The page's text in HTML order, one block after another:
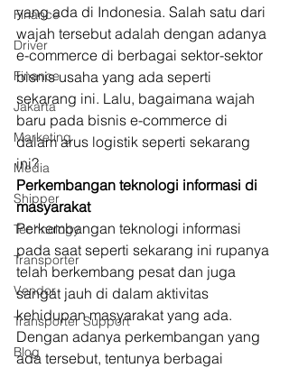
Finance
Driver
Finance
Jakarta
Marketing
Media
Shipper
Technology
Transporter
Vendor
Transporter Support
Blog
yang ada di Indonesia. Salah satu dari
wajah tersebut adalah dengan adanya
e-commerce di berbagai sektor-sektor
bisnis usaha yang ada seperti
sekarang ini. Lalu, bagaimana wajah
baru pada bisnis e-commerce di
dalam arus logistik seperti sekarang
ini?
Perkembangan teknologi informasi di
masyarakat
Perkembangan teknologi informasi
pada saat seperti sekarang ini rupanya
telah berkembang pesat dan juga
sangat jauh di dalam aktivitas
kehidupan masyarakat yang ada.
Dengan adanya perkembangan yang
ada tersebut, tentunya berbagai